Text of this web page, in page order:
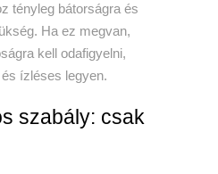
tényleg bátorságra és
Ha ez megvan,
kell odafigyelni,
ízléses legyen.
szabály: csak